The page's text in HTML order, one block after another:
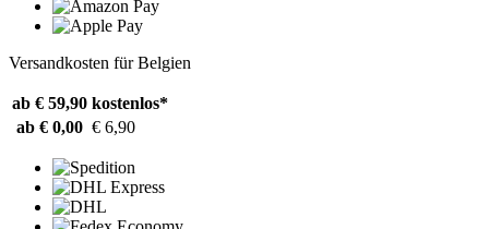
Versandkosten für Belgien
ab € 59,90 kostenlos*
ab € 0,00 € 6,90